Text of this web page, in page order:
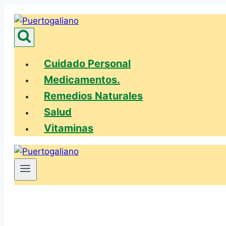
contenido
Cuidado Personal
Medicamentos.
Remedios Naturales
Salud
Vitaminas